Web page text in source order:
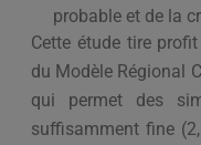
probable et de la
Cette étude tire
du Modèle Régional
qui permet des
suffisamment fine